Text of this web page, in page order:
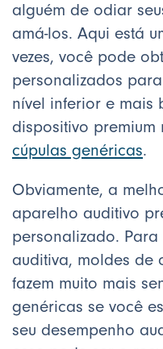
alguém de odiar
amá-los. Aqui está
vezes, você pode
personalizados
nível inferior e mais
dispositivo premium
cúpulas genéricas.
Obviamente, a
aparelho auditivo
personalizado.
auditiva, moldes de
fazem muito mais
genéricas se você
seu desempenho